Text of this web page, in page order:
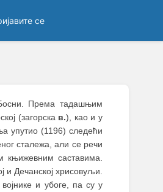
се
Према тадашњим
(загорска в.), као и у
упутио (1196) следећи
сталежа, али се речи
књижевним саставима.
Дечанској хрисовуљи.
војнике и убоге, па су у